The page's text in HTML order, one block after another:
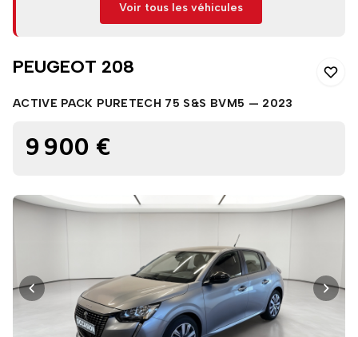
Voir tous les véhicules
PEUGEOT 208
ACTIVE PACK PURETECH 75 S&S BVM5 — 2023
9 900 €